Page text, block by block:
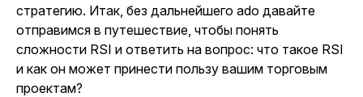
стратегию. Итак, без дальнейшего ado давайте
отправимся в путешествие, чтобы понять
сложности RSI и ответить на вопрос: что такое RSI
и как он может принести пользу вашим торговым
проектам?